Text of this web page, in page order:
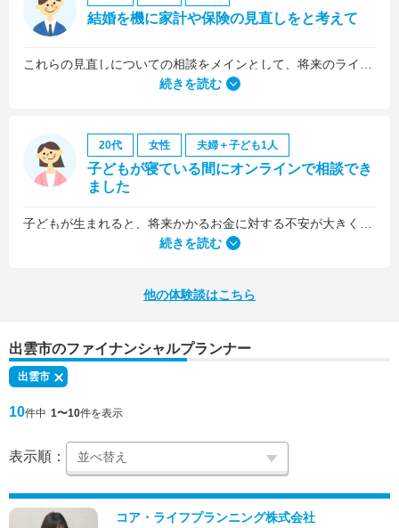
結婚を機に家計や保険の見直しをと考えて
続きを読む
20代 女性 夫婦＋子ども1人
子どもが寝ている間にオンラインで相談でき
ました
何より、とても親身になって対応してくださって大満足。うちと同じように子どもの将来のお金のことで悩んでいる友人にも教えました。
続きを読む
他の体験談はこちら
出雲市のファイナンシャルプランナー
出雲市
10件中 1〜10件を表示
表示順：
コア・ライフプランニング株式会社